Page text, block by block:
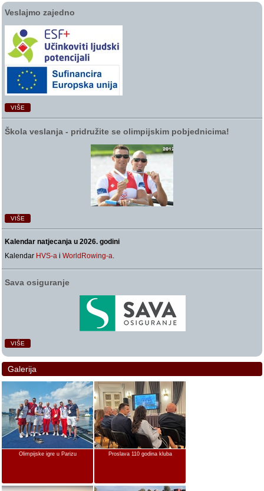
Veslajmo zajedno
VIŠE
Škola veslanja ‑ pridružite se olimpijskim pobjednicima!
VIŠE
Kalendar natjecanja u 2026. godini
Kalendar HVS-a iWorldRowing-a.
Sava osiguranje
VIŠE
Galerija
Olimpijske igre u Parizu Proslava 110 godina kluba